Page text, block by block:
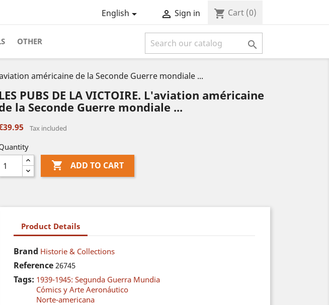
English  Sign in shopping_cart Cart (0)
OTHER 
américaine de la Seconde Guerre mondiale ...
LES PUBS DE LA VICTOIRE. L'aviation américaine
la Seconde Guerre mondiale ...
Tax included
 ADD TO CART
Product Details
Brand Historie & Collections
Reference 26745
Tags: 1939-1945: Segunda Guerra Mundia
Cómics y Arte Aeronáutico
Norte-americana